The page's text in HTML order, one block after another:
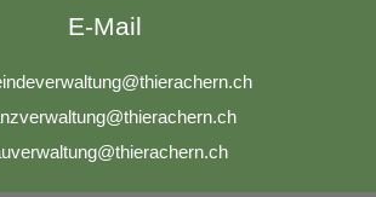
E-Mail
nd v rw lt ng th r ch rn ch
nzv rw lt ng th r ch rn ch
v rw lt ng th r ch rn ch